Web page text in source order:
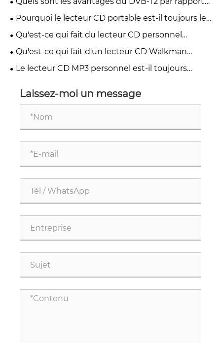
aux autres normes de télévision numérique ?
Pourquoi le lecteur CD portable est-il toujours le
premier choix des mélomanes en 2026 ?
Qu'est-ce qui fait du lecteur CD personnel
Discman un incontournable pour les mélomanes
Qu'est-ce qui fait d'un lecteur CD Walkman
portable la meilleure option pour les mélomanes
Le lecteur CD MP3 personnel est-il toujours
Laissez-moi un message